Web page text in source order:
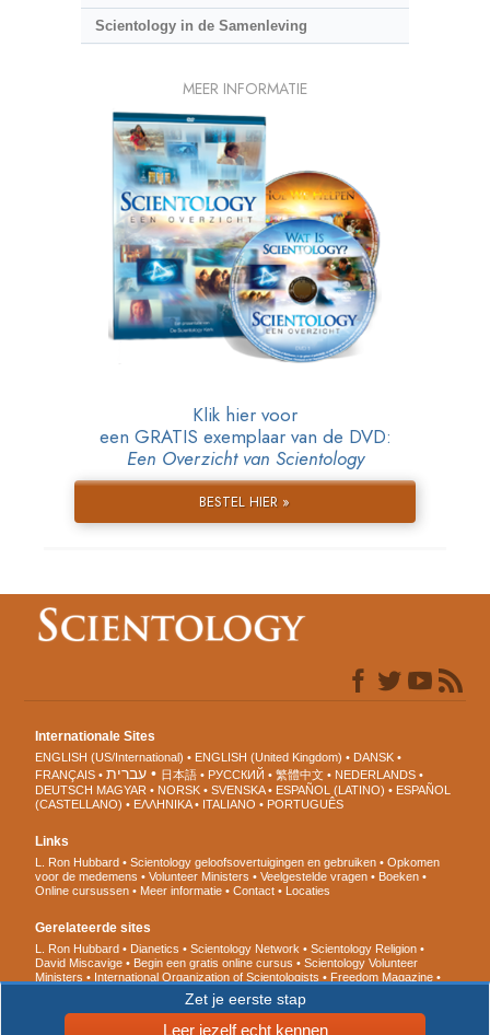
Scientology in de Samenleving
MEER INFORMATIE
Klik hier voor
een GRATIS exemplaar van de DVD:
Een Overzicht van Scientology
BESTEL HIER »
Zet je eerste stap
Leer jezelf echt kennen
Internationale Sites
ENGLISH (US/International) ENGLISH (United Kingdom)
DANSK
FRANÇAIS
עברית 日本語 РУССКИЙ 繁體中文
NEDERLANDS
DEUTSCH MAGYAR NORSK SVENSKA ESPAÑOL (LATINO)
ESPAÑOL
(CASTELLANO)
ΕΛΛΗΝΙΚA ITALIANO PORTUGUÊS
Links
L. Ron Hubbard Scientology geloofsovertuigingen en gebruiken
Opkomen
voor de medemens
Volunteer Ministers Veelgestelde vragen
Boeken
Online cursussen
Meer informatie Contact Locaties
Gerelateerde sites
L. Ron Hubbard Dianetics Scientology Network
Scientology Religion
David Miscavige
Begin een gratis online cursus
Scientology Volunteer
Ministers
International Organization of Scientologists
Freedom Magazine
De Weg naar een Gelukkig Leven
United voor Mensenrechten
Jongeren voor
Mensenrechten